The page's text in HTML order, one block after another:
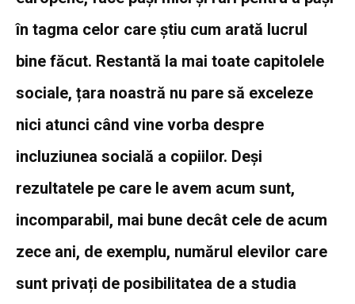
în tagma celor care știu cum arată lucrul
bine făcut. Restantă la mai toate capitolele
sociale, țara noastră nu pare să exceleze
nici atunci când vine vorba despre
incluziunea socială a copiilor. Deși
rezultatele pe care le avem acum sunt,
incomparabil, mai bune decât cele de acum
zece ani, de exemplu, numărul elevilor care
sunt privați de posibilitatea de a studia